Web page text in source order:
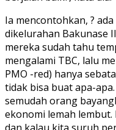
Ia mencontohkan, ?
dikelurahan Bakunase
mereka sudah tahu
mengalami TBC, lalu
PMO -red) hanya
tidak bisa buat apa-
semudah orang
ekonomi lemah